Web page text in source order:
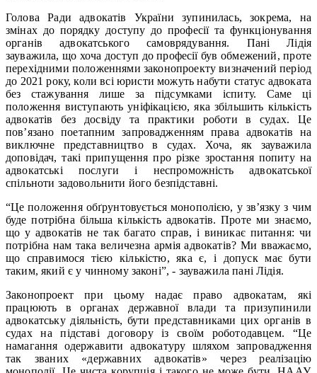
Голова Ради адвокатів України зупинилась, зокрема, на
змінах до порядку доступу до професії та функціонування
органів адвокатського самоврядування. Пані Лідія
зауважила, що хоча доступ до професії був обмежений, проте
перехідними положеннями законопроекту визначений період
до 2021 року, коли всі юристи можуть набути статус адвоката
без стажування лише за підсумками іспиту. Саме ці
положення виступають уніфікацією, яка збільшить кількість
адвокатів без досвіду та практики роботи в судах. Це
пов’язано поетапним запровадженням права адвокатів на
виключне представництво в судах. Хоча, як зауважила
доповідач, такі припущення про різке зростання попиту на
адвокатські послуги і неспроможність адвокатської
спільноти задовольнити його безпідставні.
“Це положення обґрунтовується монополією, у зв’язку з чим
буде потрібна більша кількість адвокатів. Проте ми знаємо,
що у адвокатів не так багато справ, і виникає питання: чи
потрібна нам така величезна армія адвокатів? Ми вважаємо,
що справимося тією кількістю, яка є, і допуск має бути
таким, який є у чинному законі”, - зауважила пані Лідія.
Законопроект при цьому надає право адвокатам, які
працюють в органах державної влади та призупинили
адвокатську діяльність, бути представниками цих органів в
судах на підставі договору із своїм роботодавцем. “Це
намагання одержавити адвокатуру шляхом запровадження
так званих «державних адвокатів» через реалізацію